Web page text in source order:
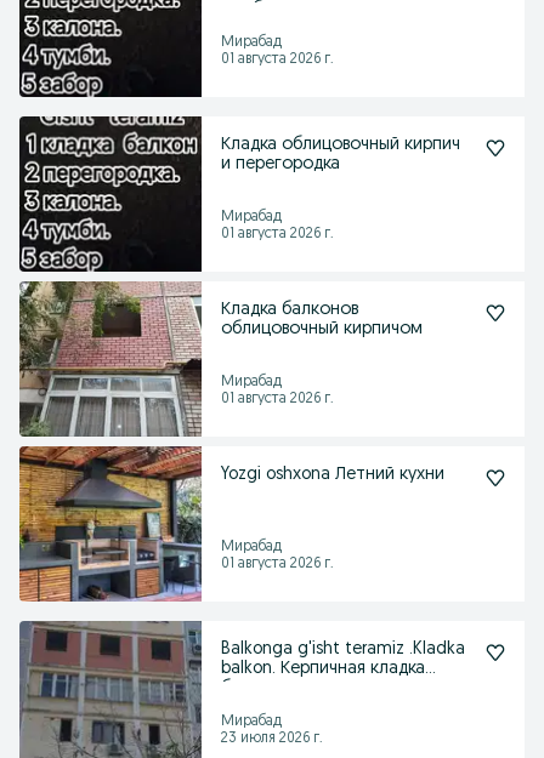
Мирабад
01 августа 2026 г.
Кладка облицовочный кирпич
и перегородка
Мирабад
01 августа 2026 г.
Кладка балконов
облицовочный кирпичом
Мирабад
01 августа 2026 г.
Yozgi oshxona Летний кухни
Мирабад
01 августа 2026 г.
Balkonga g'isht teramiz .Kladka
balkon. Керпичная кладка
Мирабад
23 июля 2026 г.